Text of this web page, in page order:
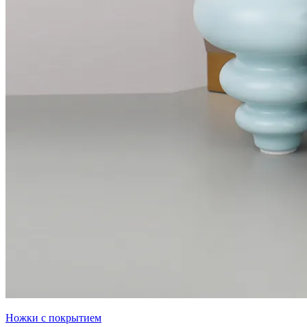
Ножки с покрытием